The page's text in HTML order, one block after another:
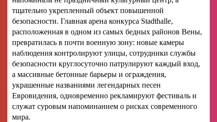
тщательно укрепленный объект повышенной
безопасности. Главная арена конкурса Stadthalle,
расположенная в одном из самых бедных районов Вены,
превратилась в почти военную зону: новые камеры
наблюдения контролируют улицы, сотрудники службы
безопасности круглосуточно патрулируют каждый вход,
а массивные бетонные барьеры и ограждения,
украшенные названиями легендарных песен
Евровидения, одновременно рекламируют фестиваль и
служат суровым напоминанием о рисках современного
мира.